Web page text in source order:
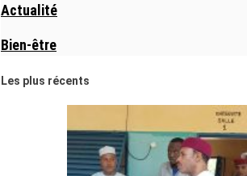
Actualité
Bien-être
Les plus récents